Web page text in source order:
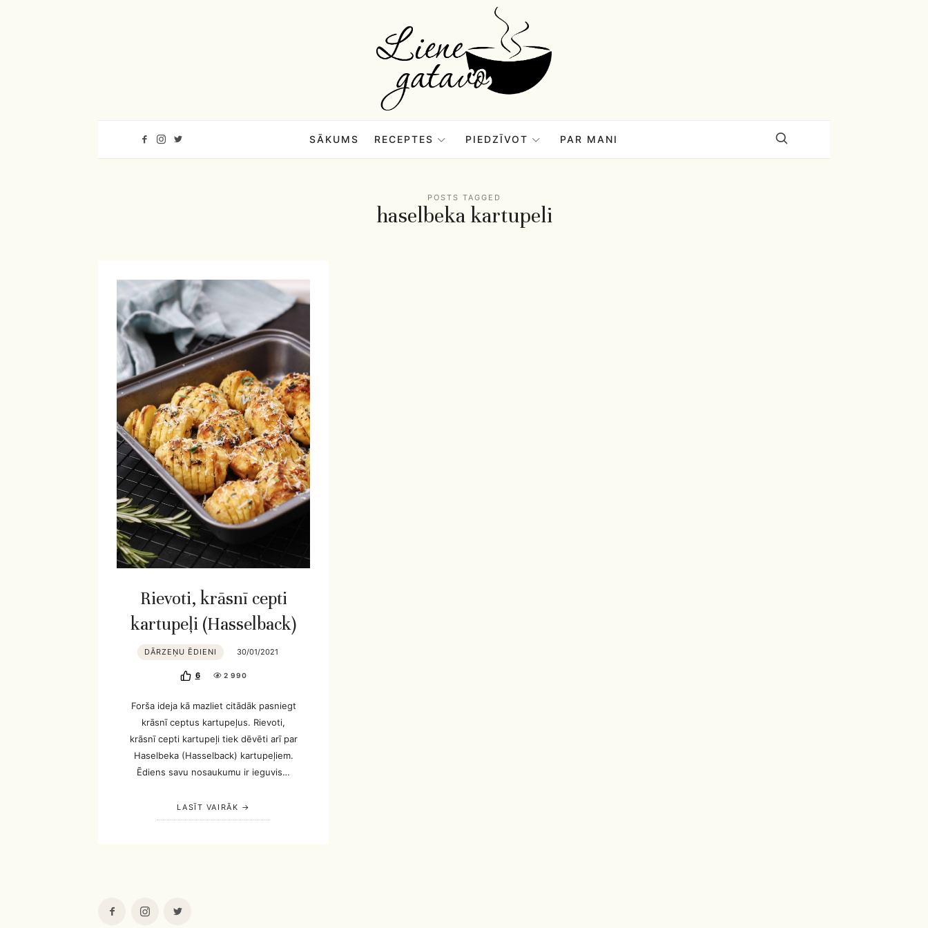
Liene
Gatavo
–
Mana
SĀKUMS RECEPTES PIEDZĪVOT PAR MANI
POSTS TAGGED
haselbeka kartupeli
Rievoti, krāsnī cepti
kartupeļi (Hasselback)
DĀRZEŅU ĒDIENI 30/01/2021
6 2 990
Forša ideja kā mazliet citādāk pasniegt
krāsnī ceptus kartupeļus. Rievoti,
krāsnī cepti kartupeļi tiek dēvēti arī par
Haselbeka (Hasselback) kartupeļiem.
Ēdiens savu nosaukumu ir ieguvis…
LASĪT VAIRĀK